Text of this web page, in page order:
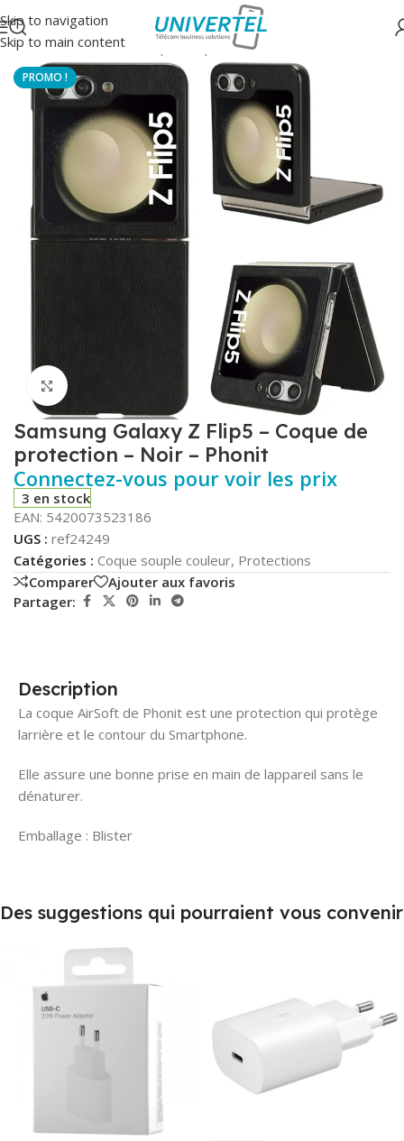
Skip to navigation
Skip to main content
Accueil/Protections Coque souple couleur
Click to enlarge
Samsung Galaxy Z Flip5 – Coque de
protection – Noir – Phonit
Connectez-vous pour voir les prix
3 en stock
EAN: 5420073523186
UGS : ref24249
Catégories : Coque souple couleur, Protections
Comparer
Ajouter aux favoris
Partager:
Description
La coque AirSoft de Phonit est une protection qui protège
larrière et le contour du Smartphone.
Elle assure une bonne prise en main de lappareil sans le
dénaturer.
Emballage : Blister
Des suggestions qui pourraient vous convenir